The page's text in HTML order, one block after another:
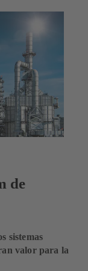
de
sistemas
valor para la